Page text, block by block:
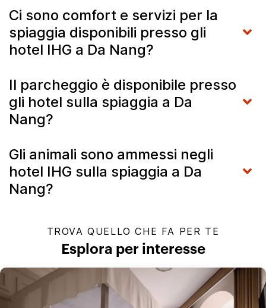
Ci sono comfort e servizi per la
spiaggia disponibili presso gli
hotel IHG a Da Nang?
Il parcheggio è disponibile presso
gli hotel sulla spiaggia a Da
Nang?
Gli animali sono ammessi negli
hotel IHG sulla spiaggia a Da
Nang?
TROVA QUELLO CHE FA PER TE
Esplora per interesse